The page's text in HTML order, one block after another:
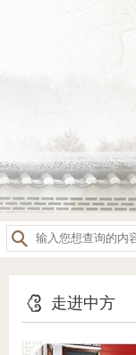
走进中方